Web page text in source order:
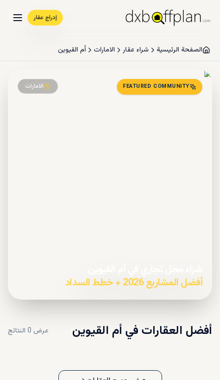
إدراج عقار
الصفحة الرئيسية شراء عقار الامارات أم القيوين
FEATURED COMMUNITY الامارات
أفضل المشاريع 2026 + خطط السداد
أفضل العقارات في أم القيوين عرض 0 النتائج